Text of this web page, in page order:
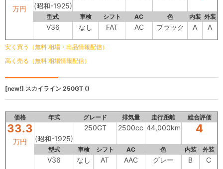
万円 (昭和-1925)
型式 車検 シフト AC 色 内装 外装
V36 なし FAT AC ブラック A A
安く買う（無料 相場・出品情報配信）
高く売る（無料 相場情報配信）
[new!] スカイライン 250GT ()
価格 年式 グレード 排気量 走行距離 総合評価
33.3
万円 (昭和-1925)
250GT 2500cc 44,000km 4
型式 車検 シフト AC 色 内装 外装
V36 なし AT AAC グレー B C